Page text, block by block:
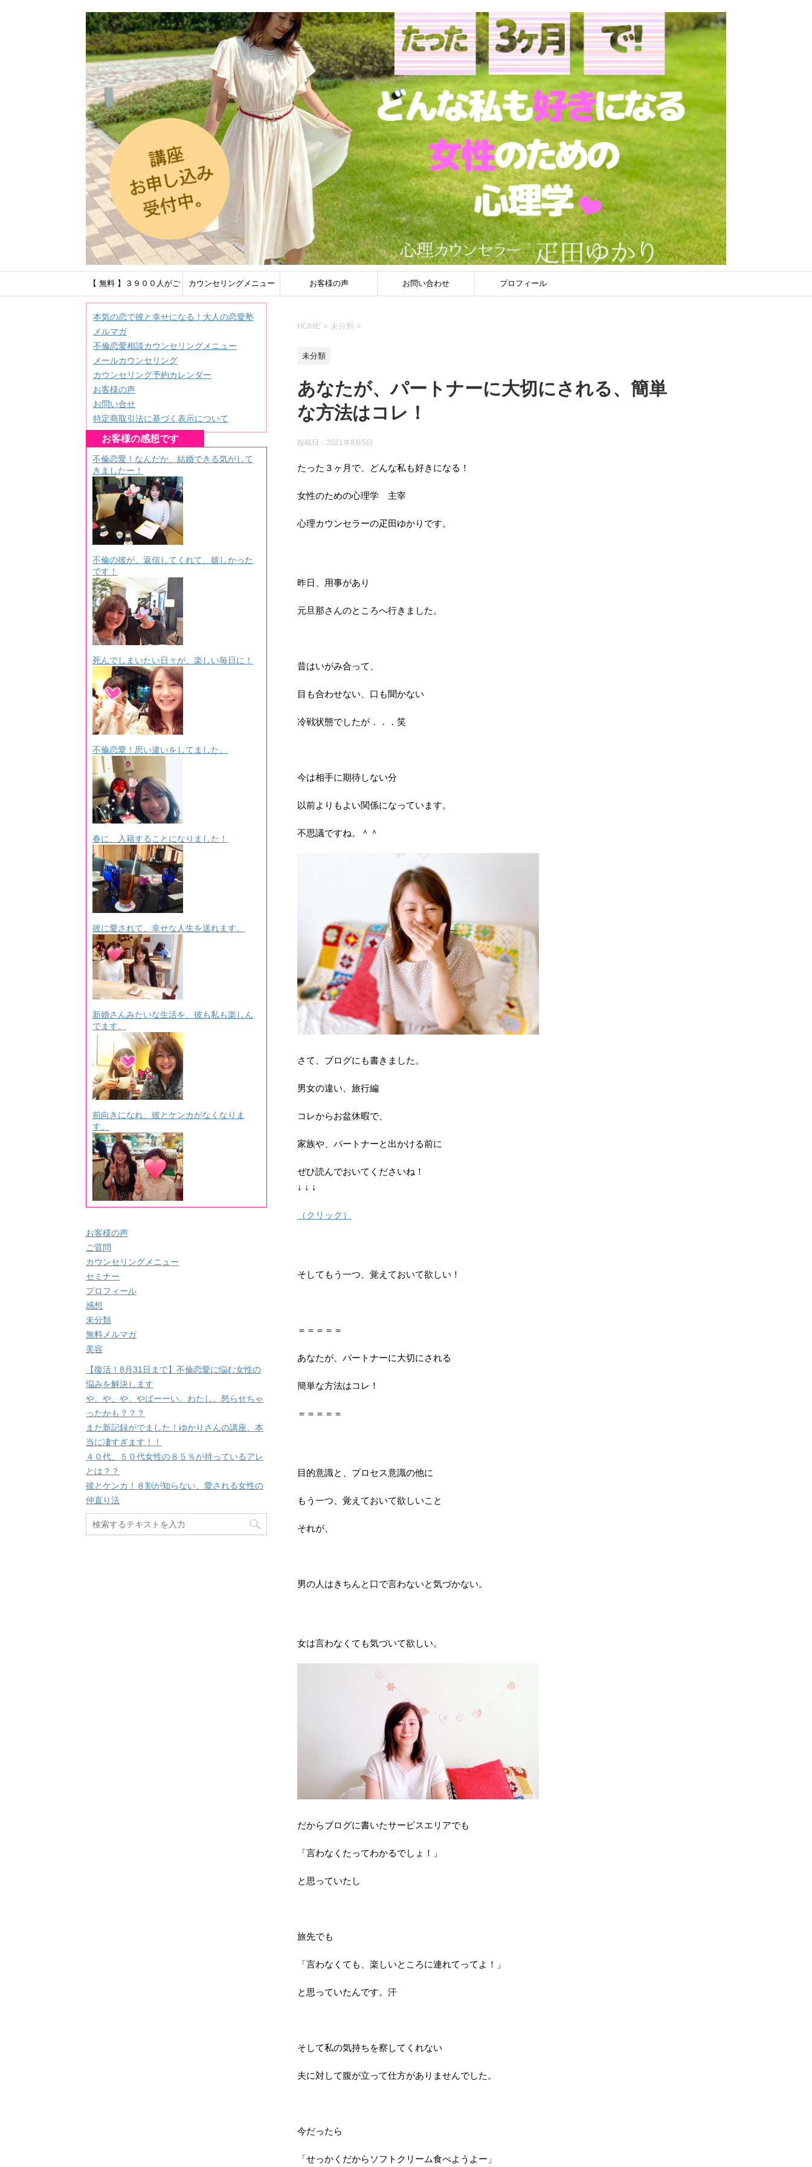
【 無料 】３９００人がご
ールレター♪
カウンセリングメニュー お客様の声 お問い合わせ プロフィール
HOME > 未分類 >
未分類
あなたが、パートナーに大切にされる、簡単
な方法はコレ！
投稿日： 2021年8月5日
たった３ヶ月で、どんな私も好きになる！
女性のための心理学 主宰
心理カウンセラーの疋田ゆかりです。
昨日、用事があり
元旦那さんのところへ行きました。
昔はいがみ合って、
目も合わせない、口も聞かない
冷戦状態でしたが．．．笑
今は相手に期待しない分
以前よりもよい関係になっています。
不思議ですね。＾＾
さて、ブログにも書きました。
男女の違い、旅行編
コレからお盆休暇で、
家族や、パートナーと出かける前に
ぜひ読んでおいてくださいね！
↓ ↓ ↓
（クリック）
そしてもう一つ、覚えておいて欲しい！
＝＝＝＝＝
あなたが、パートナーに大切にされる
簡単な方法はコレ！
＝＝＝＝＝
目的意識と、プロセス意識の他に
もう一つ、覚えておいて欲しいこと
それが、
男の人はきちんと口で言わないと気づかない。
女は言わなくても気づいて欲しい。
だからブログに書いたサービスエリアでも
「言わなくたってわかるでしょ！」
と思っていたし
旅先でも
「言わなくても、楽しいところに連れてってよ！」
と思っていたんです。汗
そして私の気持ちを察してくれない
夫に対して腹が立って仕方がありませんでした。
今だったら
「せっかくだからソフトクリーム食べようよー」
本気の恋で彼と幸せになる！大人の恋愛塾
メルマガ
不倫恋愛相談カウンセリングメニュー
メールカウンセリング
カウンセリング予約カレンダー
お客様の声
お問い合せ
特定商取引法に基づく表示について
お客様の感想です
不倫恋愛！なんだか、結婚できる気がして
きましたー！
不倫の彼が、返信してくれて、嬉しかった
です！
死んでしまいたい日々が、楽しい毎日に！
不倫恋愛！思い違いをしてました。
春に、入籍することになりました！
彼に愛されて、幸せな人生を送れます。
新婚さんみたいな生活を、彼も私も楽しん
でます。
前向きになれ、彼とケンカがなくなりま
す。
お客様の声
ご質問
カウンセリングメニュー
セミナー
プロフィール
感想
未分類
無料メルマガ
美容
【復活！8月31日まで】不倫恋愛に悩む女性の
悩みを解決します
や、や、や、やばーーい。わたし、怒らせちゃ
ったかも？？？
また新記録がでました！ゆかりさんの講座、本
当に凄すぎます！！
４０代、５０代女性の８５％が持っているアレ
とは？？
彼とケンカ！８割が知らない、愛される女性の
仲直り法